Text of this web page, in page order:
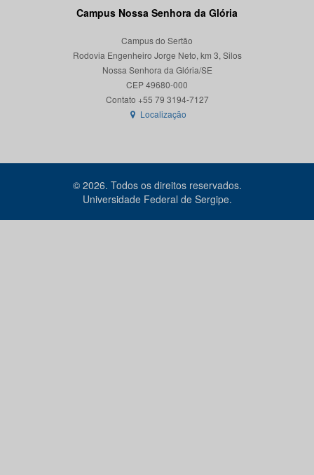
Campus Nossa Senhora da Glória
Campus do Sertão
Rodovia Engenheiro Jorge Neto, km 3, Silos
Nossa Senhora da Glória/SE
CEP 49680-000
Contato +55 79 3194-7127
Localização
© 2026. Todos os direitos reservados.
Universidade Federal de Sergipe.